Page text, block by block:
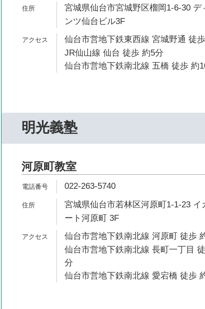
宮城県仙台市宮城野区榴岡1-6-30 デ
ンツ仙台ビル3F
仙台市営地下鉄東西線 宮城野通 徒
JR仙山線 仙台 徒歩 約5分
仙台市営地下鉄南北線 五橋 徒歩 約
明光義塾
河原町教室
022-263-5740
宮城県仙台市若林区河原町1-1-23 イ
ート河原町 3F
仙台市営地下鉄南北線 河原町 徒歩
仙台市営地下鉄南北線 長町一丁目
分
仙台市営地下鉄南北線 愛宕橋 徒歩